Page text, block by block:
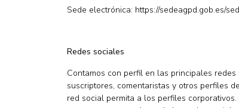
Sede electrónica: https://sedeagpd.gob.es/
Redes sociales
Contamos con perfil en las principales
suscriptores, comentaristas y otros perfiles
red social permita a los perfiles